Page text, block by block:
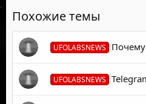
Похожие темы
UFOLABSNEWS
UFOLABSNEWS